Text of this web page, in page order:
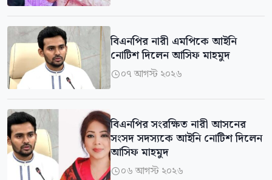
বিএনপির নারী এমপিকে আইনি
নোটিশ দিলেন আসিফ মাহমুদ
০৭ আগস্ট ২০২৬
বিএনপির সংরক্ষিত নারী আসনের
সংসদ সদস্যকে আইনি নোটিশ দিলেন
আসিফ মাহমুদ
০৬ আগস্ট ২০২৬